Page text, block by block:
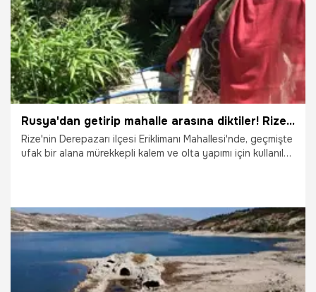
Rusya'dan getirip mahalle arasına diktiler! Rize'de evleri binaları sardı: Köylü isyan etti
Rize'nin Derepazarı ilçesi Eriklimanı Mahallesi'nde, geçmişte
ufak bir alana mürekkepli kalem ve olta yapımı için kullanılan
bahçenin alt kısmından başlayarak metrelerce yukarısındaki
evlere kadar gitti.
1.07.2025 Gündem